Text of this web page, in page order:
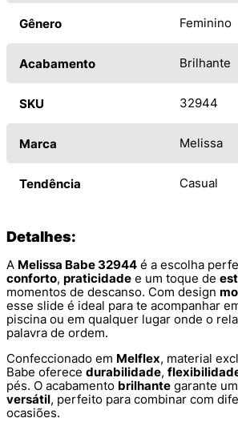
Gênero Feminino
Acabamento Brilhante
SKU 32944
Marca Melissa
Tendência Casual
Detalhes:
A Melissa Babe 32944 é a escolha
conforto, praticidade e um toque de
momentos de descanso. Com design
esse slide é ideal para te acompanhar
piscina ou em qualquer lugar onde o
palavra de ordem.
Confeccionado em Melflex, material
Babe oferece durabilidade,
pés. O acabamento brilhante garante
versátil, perfeito para combinar com
ocasiões.